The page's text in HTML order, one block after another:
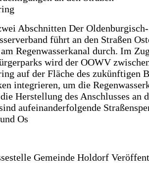
Abschnitten Der Oldenburgisch-
führt an den Straßen
Regenwasserkanal durch. Im
wird der OOWV
auf der Fläche des zukünftigen
integrieren, um die
Herstellung des Anschlusses an
aufeinanderfolgende
Os
Gemeinde Holdorf